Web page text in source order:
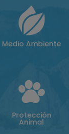
Medio Ambiente
Protección
Animal